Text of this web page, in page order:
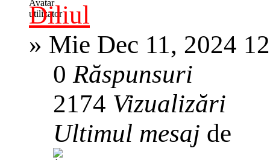
Diliul
» Mie Dec 11, 2024
0Răspunsuri
2174 Vizualizări
Ultimul mesaj de